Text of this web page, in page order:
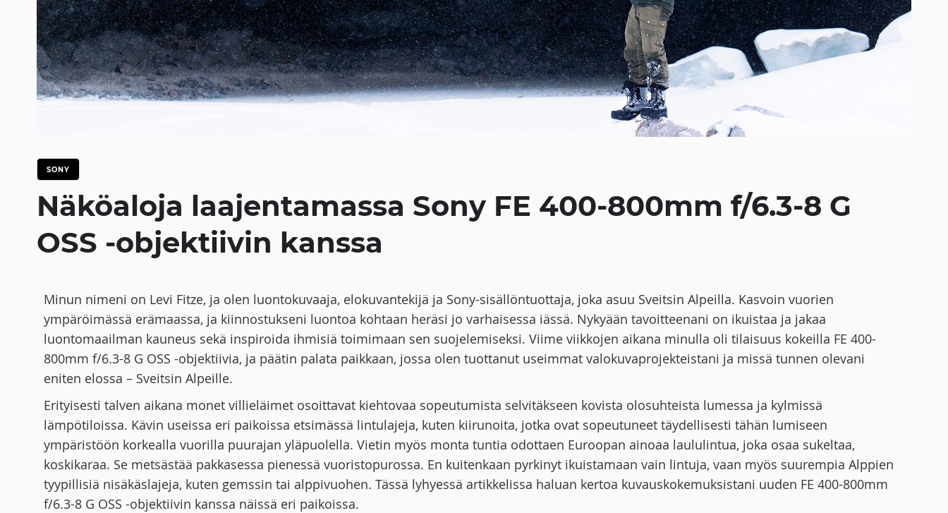
SONY
Näköaloja laajentamassa Sony FE 400-800mm f/6.3-8 G
OSS -objektiivin kanssa
Minun nimeni on Levi Fitze, ja olen luontokuvaaja, elokuvantekijä ja Sony-sisällöntuottaja, joka asuu Sveitsin Alpeilla. Kasvoin vuorien
ympäröimässä erämaassa, ja kiinnostukseni luontoa kohtaan heräsi jo varhaisessa iässä. Nykyään tavoitteenani on ikuistaa ja jakaa
luontomaailman kauneus sekä inspiroida ihmisiä toimimaan sen suojelemiseksi. Viime viikkojen aikana minulla oli tilaisuus kokeilla FE 400-
800mm f/6.3-8 G OSS -objektiivia, ja päätin palata paikkaan, jossa olen tuottanut useimmat valokuvaprojekteistani ja missä tunnen olevani
eniten elossa – Sveitsin Alpeille.
Erityisesti talven aikana monet villieläimet osoittavat kiehtovaa sopeutumista selvitäkseen kovista olosuhteista lumessa ja kylmissä
lämpötiloissa. Kävin useissa eri paikoissa etsimässä lintulajeja, kuten kiirunoita, jotka ovat sopeutuneet täydellisesti tähän lumiseen
ympäristöön korkealla vuorilla puurajan yläpuolella. Vietin myös monta tuntia odottaen Euroopan ainoaa laululintua, joka osaa sukeltaa,
koskikaraa. Se metsästää pakkasessa pienessä vuoristopurossa. En kuitenkaan pyrkinyt ikuistamaan vain lintuja, vaan myös suurempia Alppien
tyypillisiä nisäkäslajeja, kuten gemssin tai alppivuohen. Tässä lyhyessä artikkelissa haluan kertoa kuvauskokemuksistani uuden FE 400-800mm
f/6.3-8 G OSS -objektiivin kanssa näissä eri paikoissa.